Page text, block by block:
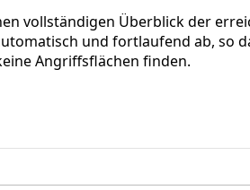
vollständigen Überblick der
und fortlaufend ab,
Angriffsflächen finden.